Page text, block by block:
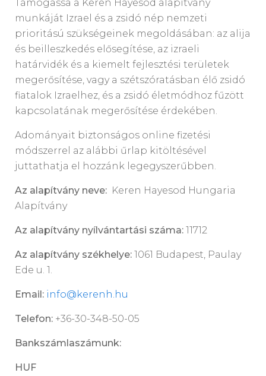
Támogassa a Keren Hayesod alapítvány
munkáját Izrael és a zsidó nép nemzeti
prioritású szükségeinek megoldásában: az alija
és beilleszkedés elősegítése, az izraeli
határvidék és a kiemelt fejlesztési területek
megerősítése, vagy a szétszóratásban élő zsidó
fiatalok Izraelhez, és a zsidó életmódhoz fűzött
kapcsolatának megerősítése érdekében.
Adományait biztonságos online fizetési
módszerrel az alábbi űrlap kitöltésével
juttathatja el hozzánk legegyszerűbben.
Az alapítvány neve: Keren Hayesod Hungaria
Alapítvány
Az alapítvány nyílvántartási száma: 11712
Az alapítvány székhelye: 1061 Budapest, Paulay
Ede u. 1.
Email: info@kerenh.hu
Telefon: +36-30-348-50-05
Bankszámlaszámunk:
HUF